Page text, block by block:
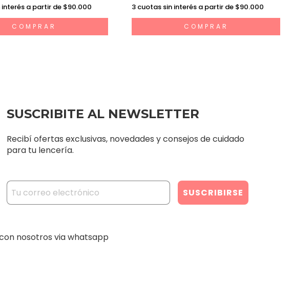
a partir de $90.000
COMPRAR
3 cuotas sin interés a partir de $90.000
COMPRAR
nosotros via whatsapp
SUSCRIBITE AL NEWSLETTER
Recibí ofertas exclusivas, novedades y consejos de cuidado
para tu lencería.